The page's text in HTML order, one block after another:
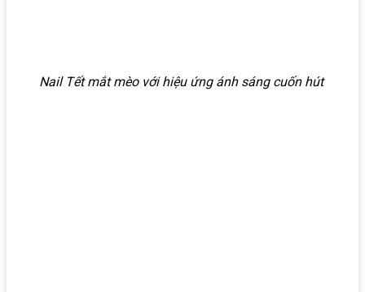
Nail Tết mắt mèo với hiệu ứng ánh sáng cuốn hút